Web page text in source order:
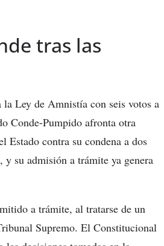
tras las
Ley de Amnistía con seis votos a
Conde-Pumpido afronta otra
Estado contra su condena a dos
y su admisión a trámite ya genera
a trámite, al tratarse de un
Supremo. El Constitucional